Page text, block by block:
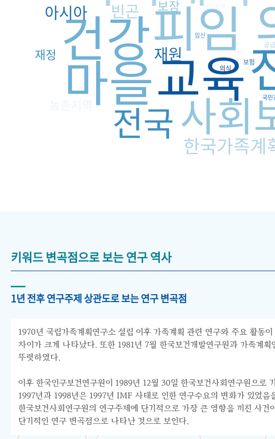
피임
건강
교육
마을 사회
전국 한국가족계
아시아 빈곤
재원
보장
재정
공급
보험
의식
국민
임신
키워드 변곡점으로 보는 연구 역사
1년 전후 연구주제 상관도로 보는 연구 변곡점
1970년 국립가족계획연구소 설립 이후 가족계획 관련 연구와 주요 활동
차이가 크게 나타났다. 또한 1981년 7월 한국보건개발연구원과 가족계
뚜렷하였다.
이후 한국인구보건연구원이 1989년 12월 30일 한국보건사회연구원으
1997년과 1998년은 1997년 IMF 사태로 인한 연구수요의 변화가 있었
한국보건사회연구원의 연구주제에 단기적으로 가장 큰 영향을 끼친 사
단기적인 연구 변곡점으로 나타난 것으로 보인다.